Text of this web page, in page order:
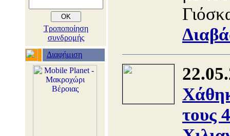
Τροποποίηση
συνδρομής
Διαφήμιση
τους